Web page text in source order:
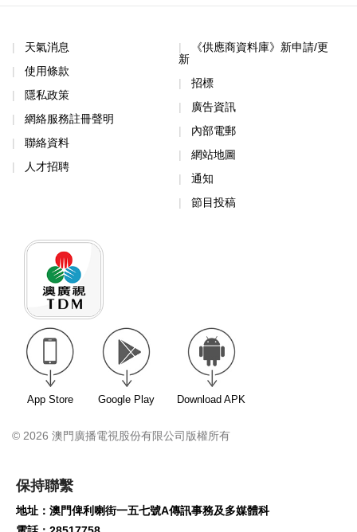
天氣消息
使用條款
隱私政策
網絡服務註冊聲明
聯絡資料
人才招聘
《供應商資料庫》新申請/更
新
招標
廣告資訊
內部電郵
網站地圖
通知
節目投稿
App Store Google Play Download APK
© 2026 澳門廣播電視股份有限公司版權所有
保持聯繫
地址：澳門俾利喇街一五七號A傳訊事務及多媒體科